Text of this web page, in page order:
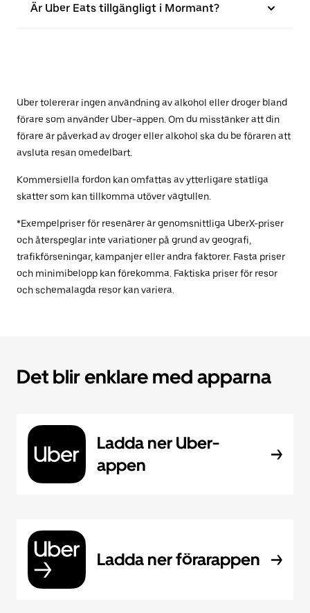
Är Uber Eats tillgängligt i Mormant?
Uber tolererar ingen användning av alkohol eller droger bland
förare som använder Uber-appen. Om du misstänker att din
förare är påverkad av droger eller alkohol ska du be föraren att
avsluta resan omedelbart.
Kommersiella fordon kan omfattas av ytterligare statliga
skatter som kan tillkomma utöver vägtullen.
*Exempelpriser för resenärer är genomsnittliga UberX-priser
och återspeglar inte variationer på grund av geografi,
trafikförseningar, kampanjer eller andra faktorer. Fasta priser
och minimibelopp kan förekomma. Faktiska priser för resor
och schemalagda resor kan variera.
Det blir enklare med apparna
Ladda ner Uber-
appen
Ladda ner förarappen